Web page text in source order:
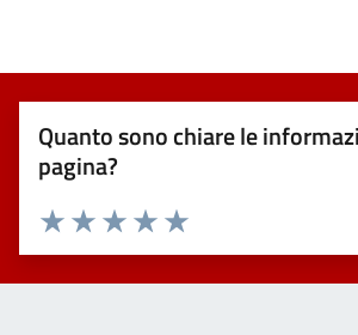
Quanto sono chiare le
pagina?
Valuta 5 stelle su 5
Valuta 4 stelle su 5
Valuta 3 stelle su 5
Valuta 2 stelle su 5
Valuta 1 stelle su 5